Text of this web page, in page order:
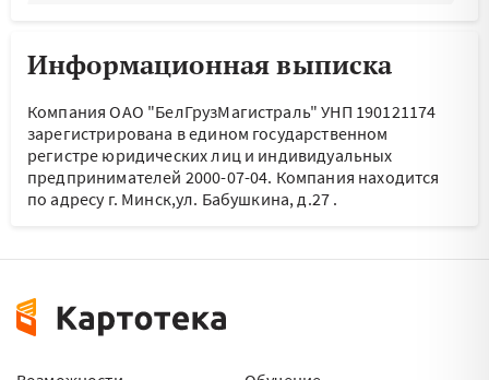
Информационная выписка
Компания ОАО "БелГрузМагистраль" УНП 190121174
зарегистрирована в едином государственном
регистре юридических лиц и индивидуальных
предпринимателей 2000-07-04. Компания находится
по адресу г. Минск,ул. Бабушкина, д.27 .